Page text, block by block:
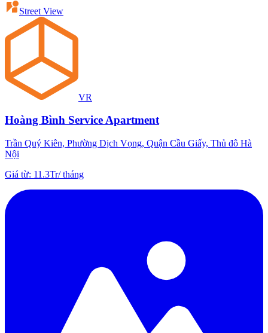
Street View
VR
Hoàng Bình Service Apartment
Trần Quý Kiên, Phường Dịch Vọng, Quận Cầu Giấy, Thủ đô Hà
Nội
Giá từ: 11.3Tr/tháng